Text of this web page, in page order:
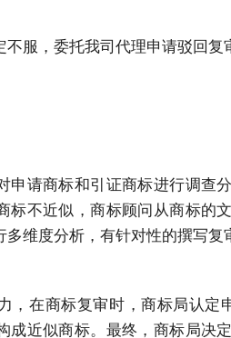
不服，委托我司代理申请驳回复
申请商标和引证商标进行调查
标不近似，商标顾问从商标的
维度分析，有针对性的撰写复
，在商标复审时，商标局认定
成近似商标。最终， 商标局决